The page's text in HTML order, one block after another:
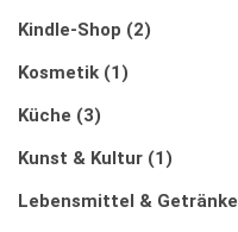
Kindle-Shop (2)
Kosmetik (1)
Küche (3)
Kunst & Kultur (1)
Lebensmittel & Getränke